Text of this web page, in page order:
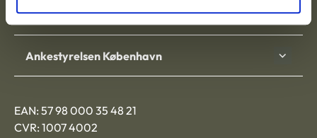
Ankestyrelsen Aalborg
Ankestyrelsen København
EAN: 57 98 000 35 48 21
CVR: 1007 4002